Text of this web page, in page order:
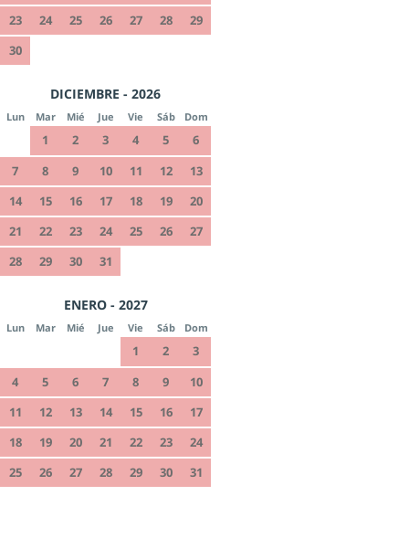
23
24 25 26 27 28
29
30
DICIEMBRE - 2026
Lun Mar Mié Jue Vie Sáb Dom
1 2 3 4 5
6
7
8 9 10 11 12
13
14
15 16 17 18 19
20
21
22 23 24 25 26
27
28
29 30 31
ENERO - 2027
Lun Mar Mié Jue Vie Sáb Dom
1 2
3
4
5 6 7 8 9
10
11
12 13 14 15 16
17
18
19 20 21 22 23
24
25
26 27 28 29 30 31